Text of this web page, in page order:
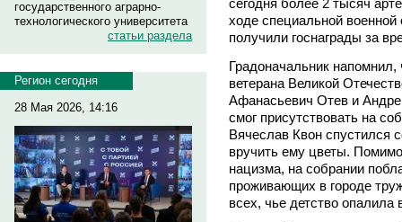
государственного аграрно-
технологического университета
статьи раздела
Регион сегодня
28 Мая 2026, 14:16
ходе специальной
получили госнаграды за
Градоначальник
ветерана Великой
Афанасьевич Отев и
смог присутствовать на
Вячеслав Квон спустился
вручить ему цветы.
нацизма, на собрании
проживающих в городе
всех, чье детство опалила